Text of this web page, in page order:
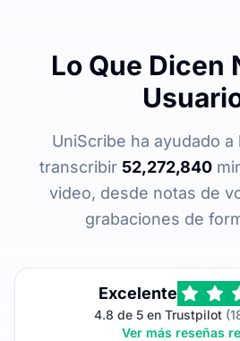
Lo Que Dicen
UniScribe ha ayudado a
transcribir 52,272,840
video, desde notas de
grabaciones de
Excelente
4.8 de 5 en Trustpilot
Ver más reseñas